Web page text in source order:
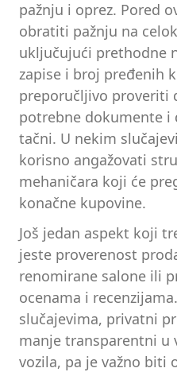
pažnju i oprez. Pored
obratiti pažnju na
uključujući prethodne
zapise i broj pređenih
preporučljivo proveriti
potrebne dokumente i
tačni. U nekim
korisno angažovati
mehaničara koji će
konačne kupovine.
Još jedan aspekt koji
jeste proverenost
renomirane salone ili
ocenama i
slučajevima, privatni
manje transparentni u
vozila, pa je važno biti